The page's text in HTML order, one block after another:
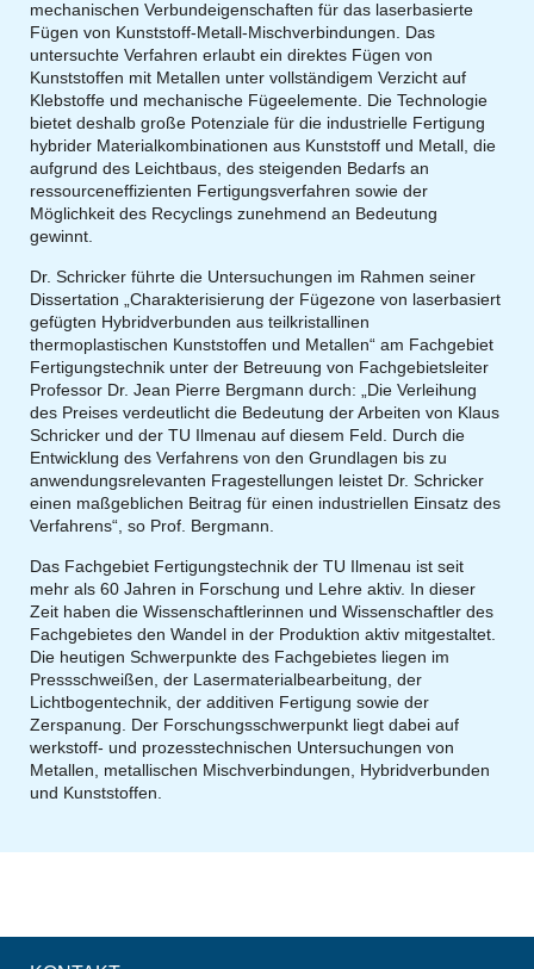
mechanischen Verbundeigenschaften für das laserbasierte
Fügen von Kunststoff-Metall-Mischverbindungen. Das
untersuchte Verfahren erlaubt ein direktes Fügen von
Kunststoffen mit Metallen unter vollständigem Verzicht auf
Klebstoffe und mechanische Fügeelemente. Die Technologie
bietet deshalb große Potenziale für die industrielle Fertigung
hybrider Materialkombinationen aus Kunststoff und Metall, die
aufgrund des Leichtbaus, des steigenden Bedarfs an
ressourceneffizienten Fertigungsverfahren sowie der
Möglichkeit des Recyclings zunehmend an Bedeutung
gewinnt.
Dr. Schricker führte die Untersuchungen im Rahmen seiner
Dissertation „Charakterisierung der Fügezone von laserbasiert
gefügten Hybridverbunden aus teilkristallinen
thermoplastischen Kunststoffen und Metallen“ am Fachgebiet
Fertigungstechnik unter der Betreuung von Fachgebietsleiter
Professor Dr. Jean Pierre Bergmann durch: „Die Verleihung
des Preises verdeutlicht die Bedeutung der Arbeiten von Klaus
Schricker und der TU Ilmenau auf diesem Feld. Durch die
Entwicklung des Verfahrens von den Grundlagen bis zu
anwendungsrelevanten Fragestellungen leistet Dr. Schricker
einen maßgeblichen Beitrag für einen industriellen Einsatz des
Verfahrens“, so Prof. Bergmann.
Das Fachgebiet Fertigungstechnik der TU Ilmenau ist seit
mehr als 60 Jahren in Forschung und Lehre aktiv. In dieser
Zeit haben die Wissenschaftlerinnen und Wissenschaftler des
Fachgebietes den Wandel in der Produktion aktiv mitgestaltet.
Die heutigen Schwerpunkte des Fachgebietes liegen im
Pressschweißen, der Lasermaterialbearbeitung, der
Lichtbogentechnik, der additiven Fertigung sowie der
Zerspanung. Der Forschungsschwerpunkt liegt dabei auf
werkstoff- und prozesstechnischen Untersuchungen von
Metallen, metallischen Mischverbindungen, Hybridverbunden
und Kunststoffen.